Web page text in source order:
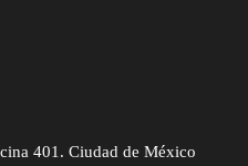
401. Ciudad de México